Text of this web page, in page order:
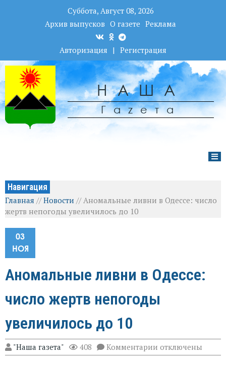
Суббота, Август 08, 2026
Архив выпусков О газете Реклама
Авторизация | Регистрация
НАША
Гаzета
Навигация
Главная //Новости // Аномальные ливни в Одессе: число
жертв непогоды увеличилось до 10
03
НОЯ
Аномальные ливни в Одессе:
число жертв непогоды
увеличилось до 10
"Наша газета" 408 Комментарии к
записи
отключены